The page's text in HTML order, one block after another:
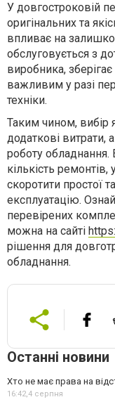
У довгостроковій
оригінальних та
впливає на
обслуговується з
виробника,
важливим у разі
техніки.
Таким чином, вибір
додаткові витрати,
роботу
кількість ремонтів,
скоротити простої
експлуатацію.
перевірених
можна на сайті
рішення для
обладнання.
Останні новини
Хто не має права на
16:42,4 серпня